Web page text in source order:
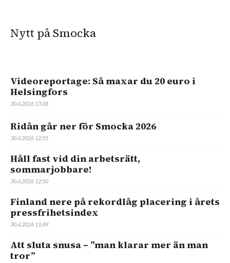
Nytt på Smocka
Videoreportage: Så maxar du 20 euro i
Helsingfors
30.4.2026 13:38
Ridån går ner för Smocka 2026
30.4.2026 12:55
Håll fast vid din arbetsrätt,
sommarjobbare!
30.4.2026 12:50
Finland nere på rekordlåg placering i årets
pressfrihetsindex
30.4.2026 11:49
Att sluta snusa – ”man klarar mer än man
tror”